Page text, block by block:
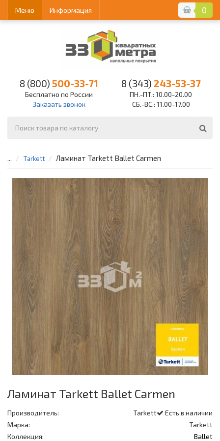
0
Меню Информация
8 (800) 500-33-71
Бесплатно по России
Заказать звонок
8 (343) 243-53-37
ПН.-ПТ.: 10.00-20.00
СБ.-ВС.: 11.00-17.00
... Tarkett Ламинат Tarkett Ballet Carmen
Ламинат Tarkett Ballet Carmen
Есть в наличии
Производитель:
Tarkett
Марка:
Tarkett
Коллекция:
Ballet